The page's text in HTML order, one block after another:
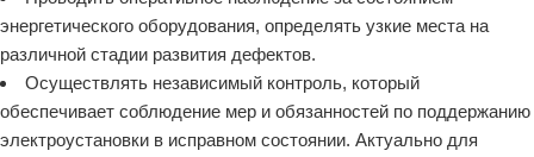
энергетического оборудования, определять узкие места на
различной стадии развития дефектов.
Осуществлять независимый контроль, который
обеспечивает соблюдение мер и обязанностей по поддержанию
электроустановки в исправном состоянии. Актуально для